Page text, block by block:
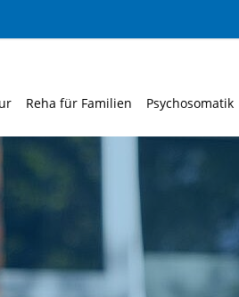
Reha für Familien Psychosomatik